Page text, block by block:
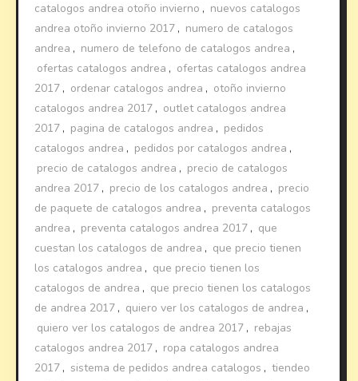
catalogos andrea otoño invierno , nuevos catalogos
andrea otoño invierno 2017 , numero de catalogos
andrea , numero de telefono de catalogos andrea ,
ofertas catalogos andrea , ofertas catalogos andrea
2017 , ordenar catalogos andrea , otoño invierno
catalogos andrea 2017 , outlet catalogos andrea
2017 , pagina de catalogos andrea , pedidos
catalogos andrea , pedidos por catalogos andrea ,
precio de catalogos andrea , precio de catalogos
andrea 2017 , precio de los catalogos andrea , precio
de paquete de catalogos andrea , preventa catalogos
andrea , preventa catalogos andrea 2017 , que
cuestan los catalogos de andrea , que precio tienen
los catalogos andrea , que precio tienen los
catalogos de andrea , que precio tienen los catalogos
de andrea 2017 , quiero ver los catalogos de andrea ,
quiero ver los catalogos de andrea 2017 , rebajas
catalogos andrea 2017 , ropa catalogos andrea
2017 , sistema de pedidos andrea catalogos , tiendeo